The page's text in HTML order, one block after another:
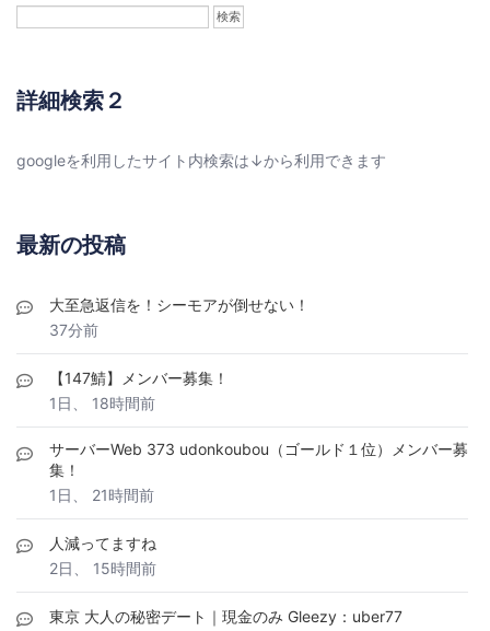
詳細検索２
googleを利用したサイト内検索は↓から利用できます
最新の投稿
大至急返信を！シーモアが倒せない！
37分前
【147鯖】メンバー募集！
1日、 18時間前
サーバーWeb 373 udonkoubou（ゴールド１位）メンバー募
集！
1日、 21時間前
人減ってますね
2日、 15時間前
東京 大人の秘密デート｜現金のみ Gleezy：uber77